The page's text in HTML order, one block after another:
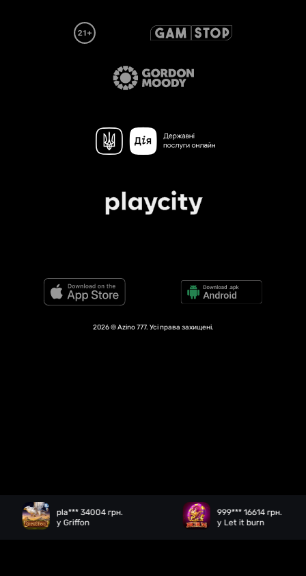
2026 © Azino 777. Усі права захищені.
pla*** 34004 грн.
у Griffon
999*** 16614 грн.
у Let it burn